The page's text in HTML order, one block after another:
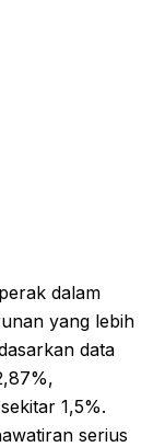
dalam
yang lebih
data
1,5%.
serius